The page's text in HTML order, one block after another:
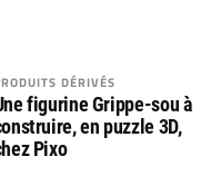
DÉRIVÉS
figurine Grippe-sou à
en puzzle 3D,
Pixo